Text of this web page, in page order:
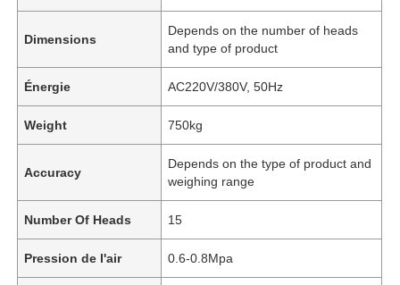
Dimensions
Depends on the number of heads
and type of product
Énergie AC220V/380V, 50Hz
Weight 750kg
Accuracy
Depends on the type of product and
weighing range
Number Of Heads 15
Pression de l'air 0.6-0.8Mpa